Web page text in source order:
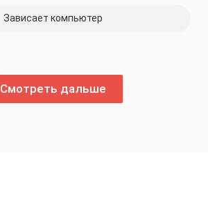
Зависает компьютер
Смотреть дальше